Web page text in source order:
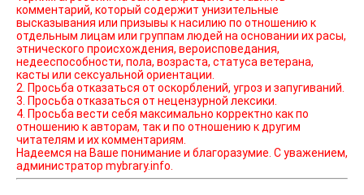
комментарий, который содержит унизительные
высказывания или призывы к насилию по отношению к
отдельным лицам или группам людей на основании их расы,
этнического происхождения, вероисповедания,
недееспособности, пола, возраста, статуса ветерана,
касты или сексуальной ориентации.
2. Просьба отказаться от оскорблений, угроз и запугиваний.
3. Просьба отказаться от нецензурной лексики.
4. Просьба вести себя максимально корректно как по
отношению к авторам, так и по отношению к другим
читателям и их комментариям.
Надеемся на Ваше понимание и благоразумие. С уважением,
администратор mybrary.info.